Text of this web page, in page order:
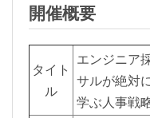
開催概要
タイト
ル
エンジニア
サルが絶対
学ぶ人事戦